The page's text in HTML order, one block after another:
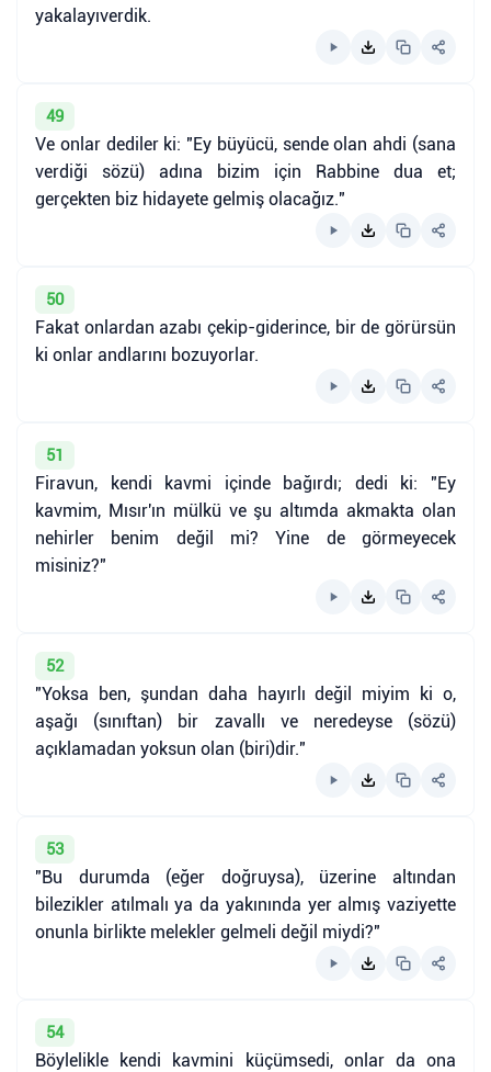
yakalayıverdik.
49
Ve onlar dediler ki: "Ey büyücü, sende olan ahdi (sana
verdiği sözü) adına bizim için Rabbine dua et;
gerçekten biz hidayete gelmiş olacağız."
50
Fakat onlardan azabı çekip-giderince, bir de görürsün
ki onlar andlarını bozuyorlar.
51
Firavun, kendi kavmi içinde bağırdı; dedi ki: "Ey
kavmim, Mısır'ın mülkü ve şu altımda akmakta olan
nehirler benim değil mi? Yine de görmeyecek
misiniz?"
52
"Yoksa ben, şundan daha hayırlı değil miyim ki o,
aşağı (sınıftan) bir zavallı ve neredeyse (sözü)
açıklamadan yoksun olan (biri)dir."
53
"Bu durumda (eğer doğruysa), üzerine altından
bilezikler atılmalı ya da yakınında yer almış vaziyette
onunla birlikte melekler gelmeli değil miydi?"
54
Böylelikle kendi kavmini küçümsedi, onlar da ona